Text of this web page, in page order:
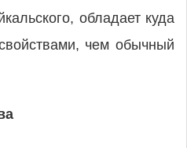
обладает куда
чем обычный